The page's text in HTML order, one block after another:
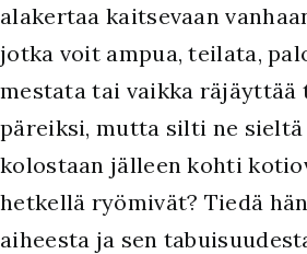
alakertaa kaitsevaan
jotka voit ampua, teilata,
mestata tai vaikka räjäyttää
päreiksi, mutta silti ne
kolostaan jälleen kohti
hetkellä ryömivät? Tiedä
aiheesta ja sen